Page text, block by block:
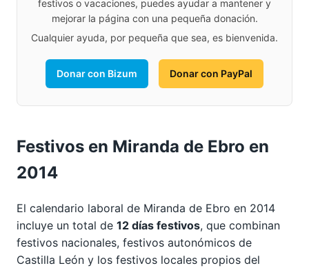
festivos o vacaciones, puedes ayudar a mantener y
mejorar la página con una pequeña donación.
Cualquier ayuda, por pequeña que sea, es bienvenida.
Donar con Bizum Donar con PayPal
Festivos en Miranda de Ebro en
2014
El calendario laboral de Miranda de Ebro en 2014
incluye un total de 12 días festivos, que combinan
festivos nacionales, festivos autonómicos de
Castilla León y los festivos locales propios del